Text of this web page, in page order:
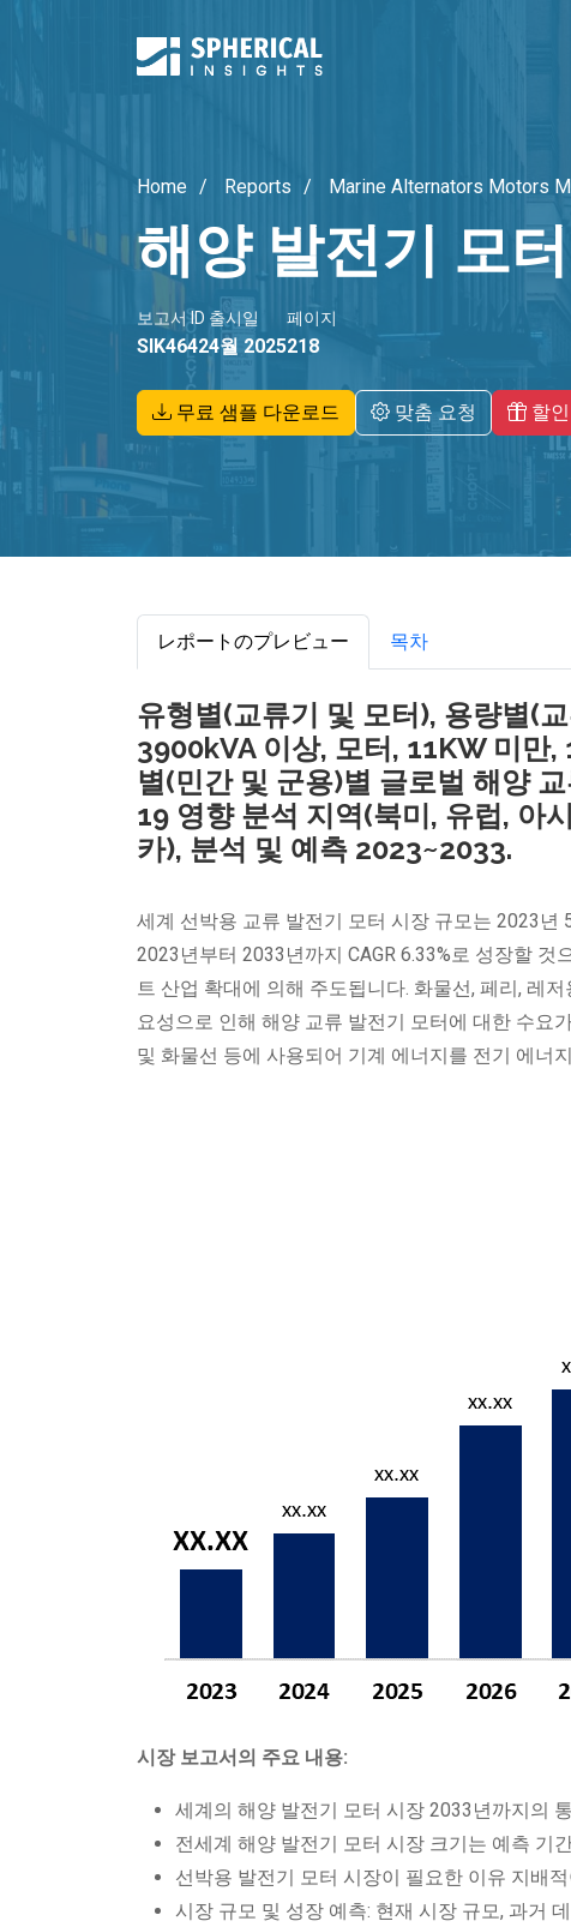
Home Reports Marine Alternators Motors
해양 발전기 모
보고서 ID
SIK4642
출시일
4월 2025
페이지
218
무료 샘플 다운로드 맞춤 요청 할
レポートのプレビュー 목차
유형별(교류기 및 모터), 용량별(
3900kVA 이상, 모터, 11KW 미만
별(민간 및 군용)별 글로벌 해양
19 영향 분석 지역(북미, 유럽, 아
카), 분석 및 예측 2023~2033.
세계 선박용 교류 발전기 모터 시장 규모는 2023
2023년부터 2033년까지 CAGR 6.33%로 성장할
트 산업 확대에 의해 주도됩니다. 화물선, 페리, 레
요성으로 인해 해양 교류 발전기 모터에 대한 수요
및 화물선 등에 사용되어 기계 에너지를 전기 에너
시장 보고서의 주요 내용:
세계의 해양 발전기 모터 시장 2033년까지의
전세계 해양 발전기 모터 시장 크기는 예측 기
선박용 발전기 모터 시장이 필요한 이유 지배
시장 규모 및 성장 예측: 현재 시장 규모, 과거